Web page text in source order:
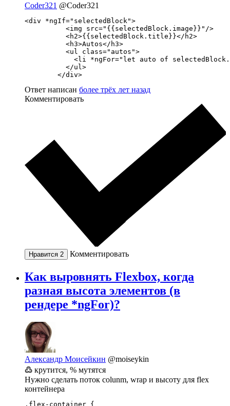
Coder321 @Coder321
<div *ngIf="selectedBlock">
          <img src="{{selectedBlock.image}}"/>
          <h2>{{selectedBlock.title}}</h2>
          <h3>Autos</h3>
          <ul class="autos">
<li *ngFor="let auto of
          </ul>
        </div>
Ответ написан более трёх лет назад
Комментировать
Нравится 2 Комментировать
Как выровнять Flexbox, когда
разная высота элементов (в
рендере *ngFor)?
Александр Моисейкин @moiseykin
߷ крутится, % мутятся
Нужно сделать поток colunm, wrap и высоту для flex
контейнера
.flex-container {